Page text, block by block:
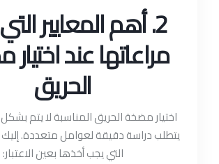
2. أهم المعايير
مراعاتها عند
الحريق
اختيار مضخة الحريق المناسبة لا يتم
يتطلب دراسة دقيقة لعوامل متعددة. إليك
التي يجب أخذها بعين الاعتبار: